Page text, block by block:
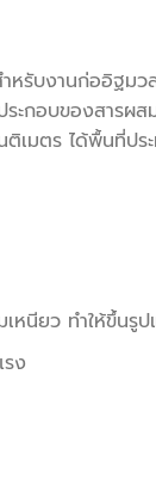
หรับงานก่ออิฐม
กอบของสารผส
ติเมตร ได้พื้นที่
หนียว ทำให้ขึ้นรู
ง